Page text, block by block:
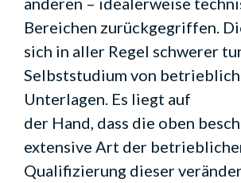
Bereichen zurückgegriffen.
sich in aller Regel schwerer
Selbststudium von
Unterlagen. Es liegt auf
der Hand, dass die oben
extensive Art der
Qualifizierung dieser